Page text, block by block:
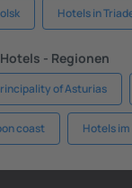
Hotels in
- Regionen
of Asturias
coast Hotels